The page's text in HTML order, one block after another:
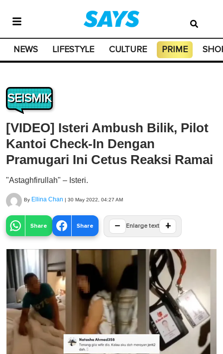
NEWS LIFESTYLE CULTURE PRIME
SEISMIK
[VIDEO] Isteri Ambush Bilik, Pilot
Kantoi Check-In Dengan
Pramugari Ini Cetus Reaksi Ramai
"Astaghfirullah" – Isteri.
By Ellina Chan | 30 May 2022, 04:27 AM
Share Share − Enlarge text +